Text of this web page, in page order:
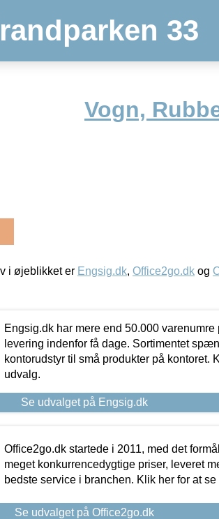
33
Vogn,
i øjeblikket er Engsig.dk, Office2go.dk og
Engsig.dk har mere end 50.000 varenumre
levering indenfor få dage. Sortimentet
kontorudstyr til små produkter på kontoret.
udvalg.
Se udvalget på Engsig.dk
Office2go.dk startede i 2011, med det
meget konkurrencedygtige priser, leveret
bedste service i branchen. Klik her for at
Se udvalget på Office2go.dk